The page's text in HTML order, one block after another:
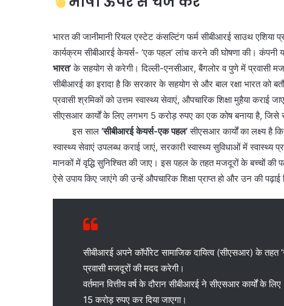
भारत की जानीमानी रियल एस्टेट कंसल्टिंग फर्म सीबीआरई साउथ एशिया
कार्यक्रम सीबीआरई केयर्स- ’एक पहल’ लांच करने की घोषणा की।
भारत’के सहयोग से करेगी। दिल्ली-एनसीआर, बैंगलोर व पुणे में प्रवासी
सीबीआरई का इरादा है कि सरकार के सहयोग से और बाल रक्षा भारत को
प्रवासी श्रमिकों को उत्तम स्वास्थ्य सेवाएं, औपचारिक शिक्षा मुहैया कराई
सीएसआर कार्यों के लिए लगभग 5 करोड़ रुपए का एक कोष बनाया है,
इस साल ’सीबीआरई केयर्स-एक पहल’सीएसआर कार्यों का लक्ष्य है
स्वास्थ्य सेवाएं उपलब्ध कराई जाएं, सरकारी स्वास्थ्य सुविधाओं में स्वास्थ्य
मानकों में वृद्धि सुनिश्चित की जाए। इस पहल के तहत मजदूरों के बच्चों की
ऐसे उपाय किए जाएंगे की उन्हें औपचारिक शिक्षा प्राप्त हो और उन की पढ़ाई
सीबीआरई अपने कॉर्पोरेट सामाजिक दायित्व (सीएसआर) के
प्रवासी मजदूरों की मदद करेगी।
वर्तमान वित्तीय वर्ष के दौरान सीबीआरई ने सीएसआर कार्यों
15 करोड़ रुपए कर दिया जाएगा।